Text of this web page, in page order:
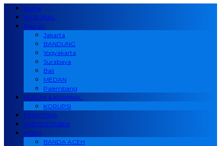
Home
NASIONAL
Daerah
Jakarta
BANDUNG
Yogyakarta
Surabaya
Bali
MEDAN
Palembang
HUKUM & KRIMINAL
KORUPSI
PERISTIWA
JABODETABEK
ACEH
BANDA ACEH